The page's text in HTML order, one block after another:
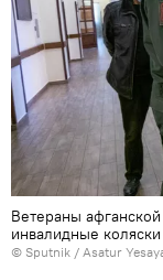
Ветераны
инвалидные коляски
© Sputnik / Asatur